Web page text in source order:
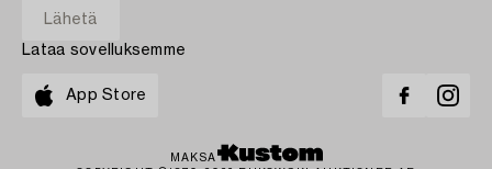
Lataa sovelluksemme
App Store
MAKSA